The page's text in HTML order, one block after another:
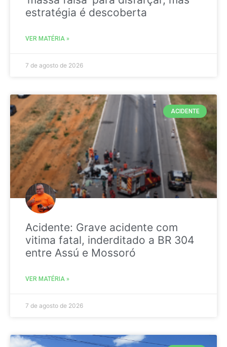
estratégia é descoberta
VER MATÉRIA »
7 de agosto de 2026
ACIDENTE
Acidente: Grave acidente com
vitima fatal, inderditado a BR 304
entre Assú e Mossoró
VER MATÉRIA »
7 de agosto de 2026